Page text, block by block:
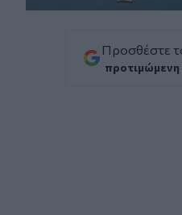
Προσθέστε